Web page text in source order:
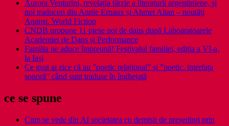
Aurora Venturini, revelația târzie a literaturii argentiniene, și
noi traduceri din Annie Ernaux și Ahmet Altan – noutăți
Anansi. World Fiction
CNDB propune 11 piese noi de dans după Laboaratoarele
Academiei de Dans și Performance
Familia ne aduce împreună! Festivalul familiei, ediția a VI-a,
la Iași
Ce gust ai zice că au ”poetic relațional” și ”poetic. interfața
sonoră” când sunt traduse în înghețată
ce se spune
Cum se vede din AI societatea cu demisii de președinți prin